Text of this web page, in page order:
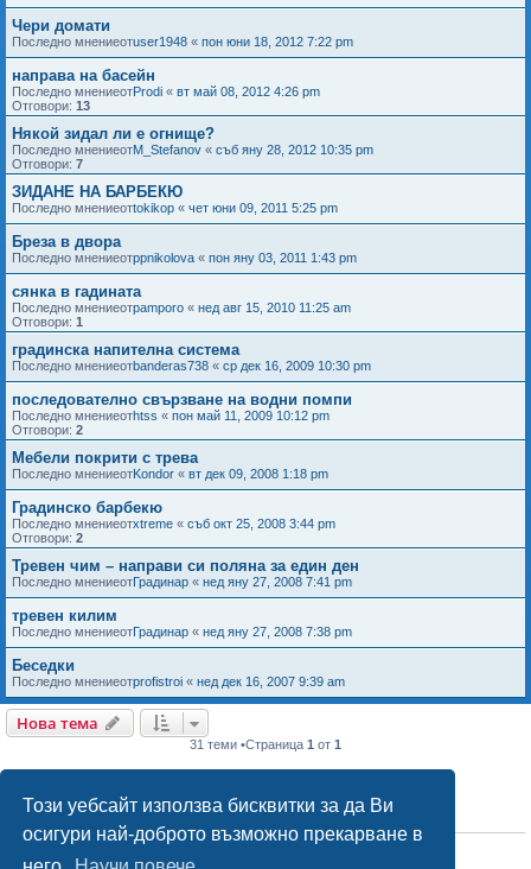
Този уебсайт използва бисквитки за да Ви
осигури най-доброто възможно прекарване в
Чери домати
Последно мнениеотuser1948 « пон юни 18, 2012 7:22 pm
направа на басейн
Последно мнениеотProdi « вт май 08, 2012 4:26 pm
Отговори: 13
Някой зидал ли е огнище?
Последно мнениеотM_Stefanov « съб яну 28, 2012 10:35 pm
Отговори: 7
ЗИДАНЕ НА БАРБЕКЮ
Последно мнениеотtokikop « чет юни 09, 2011 5:25 pm
Бреза в двора
Последно мнениеотppnikolova « пон яну 03, 2011 1:43 pm
сянка в гадината
Последно мнениеотpamporo « нед авг 15, 2010 11:25 am
Отговори: 1
градинска напителна система
Последно мнениеотbanderas738 « ср дек 16, 2009 10:30 pm
последователно свързване на водни помпи
Последно мнениеотhtss « пон май 11, 2009 10:12 pm
Отговори: 2
Мебели покрити с трева
Последно мнениеотKondor « вт дек 09, 2008 1:18 pm
Градинско барбекю
Последно мнениеотxtreme « съб окт 25, 2008 3:44 pm
Отговори: 2
Тревен чим – направи си поляна за един ден
Последно мнениеотГрадинар « нед яну 27, 2008 7:41 pm
тревен килим
Последно мнениеотГрадинар « нед яну 27, 2008 7:38 pm
Беседки
Последно мнениеотprofistroi « нед дек 16, 2007 9:39 am
Нова тема
31 теми •Страница 1 от 1
ПРАВА НА ФОРУМА
Вие не можетеда публикувате теми в този форум
Виене можетеда отговаряте на теми в този форум